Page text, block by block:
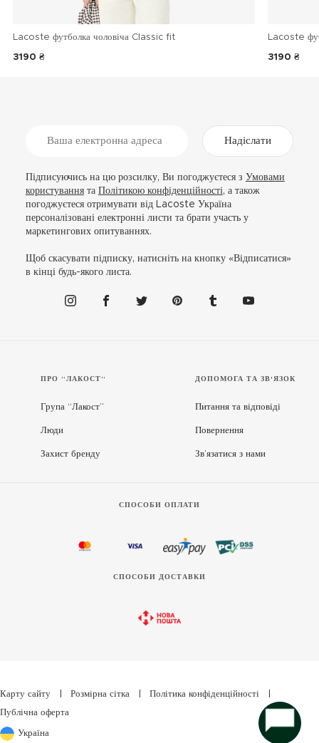
Lacoste футболка чоловіча Classic fit
3190 ₴
Lacoste
3190 ₴
Надіслати
Підписуючись на цю розсилку, Ви погоджуєтеся з Умовами
користуваннята Політикою конфіденційності, а також
погоджуєтеся отримувати від Lacoste Україна
персоналізовані електронні листи та брати участь у
маркетингових опитуваннях.
Щоб скасувати підписку, натисніть на кнопку «Відписатися»
в кінці будь-якого листа.
ПРО “ЛАКОСТ”
Група “Лакост”
Люди
Захист бренду
ДОПОМОГА ТА ЗВ'ЯЗОК
Питання та відповіді
Повернення
Зв’язатися з нами
СПОСОБИ ОПЛАТИ
СПОСОБИ ДОСТАВКИ
Карту сайту Розмірна сітка Політика конфіденційності
Публічна оферта
Україна